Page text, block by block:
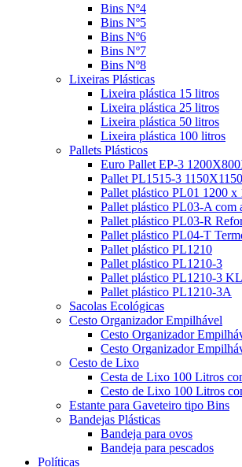
Bins Nº4
Bins Nº5
Bins Nº6
Bins Nº7
Bins Nº8
Lixeiras Plásticas
Lixeira plástica 15 litros
Lixeira plástica 25 litros
Lixeira plástica 50 litros
Lixeira plástica 100 litros
Pallets Plásticos
Euro Pallet EP-3
Pallet PL1515-3
Pallet plástico PL01 1200 x
Pallet plástico PL03-A com
Pallet plástico PL03-R
Pallet plástico PL04-T
Pallet plástico PL1210
Pallet plástico PL1210-3
Pallet plástico PL1210-3
Pallet plástico PL1210-3A
Sacolas Ecológicas
Cesto Organizador Empilhável
Cesto Organizador
Cesto Organizador
Cesto de Lixo
Cesta de Lixo 100 Litros
Cesto de Lixo 100 Litros
Estante para Gaveteiro tipo Bins
Bandejas Plásticas
Bandeja para ovos
Bandeja para pescados
Políticas